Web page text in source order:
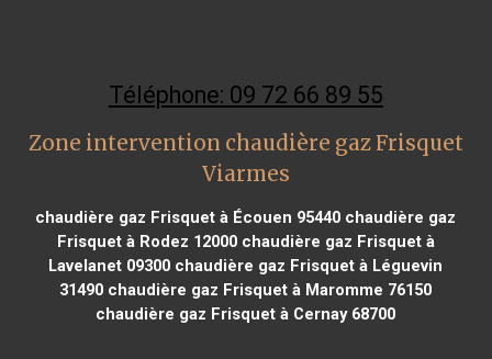
Téléphone: 09 72 66 89 55
Zone intervention chaudière gaz Frisquet
Viarmes
chaudière gaz Frisquet à Écouen 95440 chaudière gaz
Frisquet à Rodez 12000chaudière gaz Frisquet à
Lavelanet 09300 chaudière gaz Frisquet à Léguevin
31490 chaudière gaz Frisquet à Maromme 76150
chaudière gaz Frisquet à Cernay 68700